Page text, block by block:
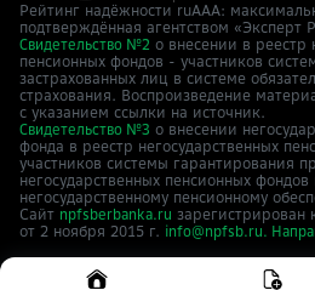
Рейтинг надёжности ruAAA:
подтверждённая агентством «Эксперт
Свидетельство №2 о внесении в реестр
пенсионных фондов - участников
застрахованных лиц в системе
страхования. Воспроизведение
с указанием ссылки на источник.
Свидетельство №3 о внесении
фонда в реестр негосударственных
участников системы гарантирования
негосударственных пенсионных
негосударственному пенсионному
Сайт npfsberbanka.ru
от 2 ноября 2015 г. info@npfsb.ru.